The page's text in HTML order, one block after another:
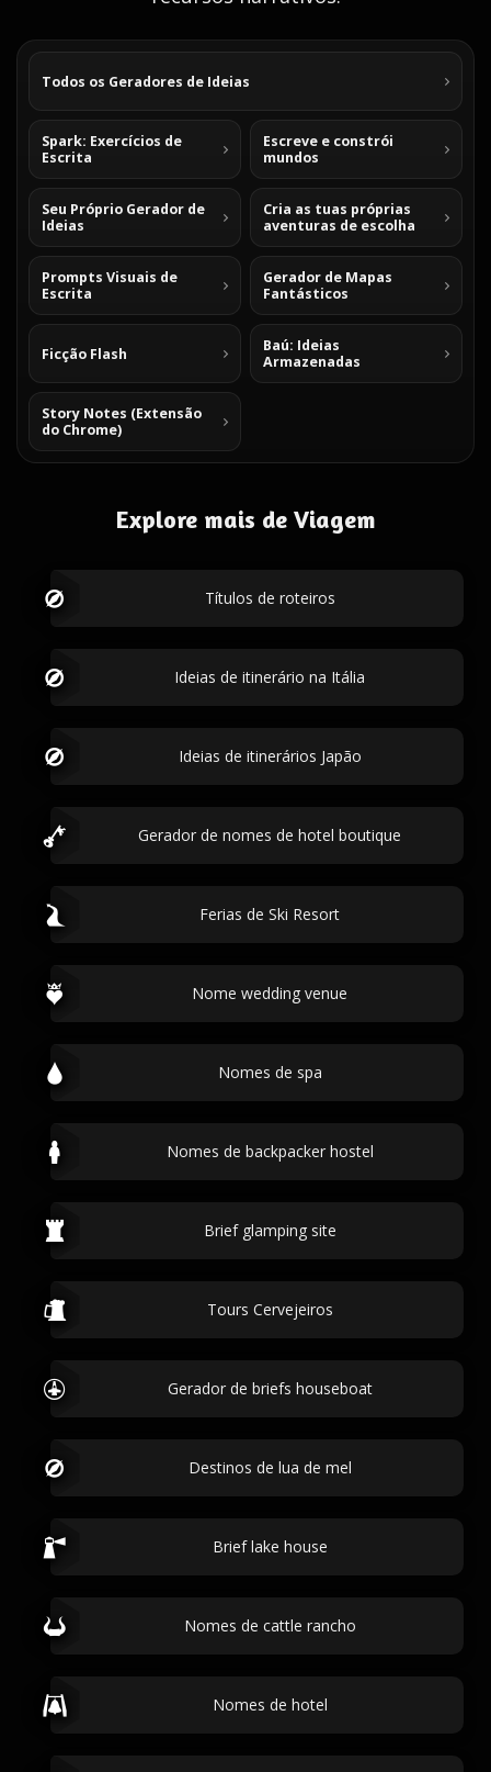
Todos os Geradores de Ideias
Spark: Exercícios de
Escrita
Escreve e constrói
mundos
Seu Próprio Gerador de
Ideias
Cria as tuas próprias
aventuras de escolha
Prompts Visuais de
Escrita
Gerador de Mapas
Fantásticos
Ficção Flash
Baú: Ideias
Armazenadas
Story Notes (Extensão
do Chrome)
Explore mais de Viagem
Títulos de roteiros
Ideias de itinerário na Itália
Ideias de itinerários Japão
Gerador de nomes de hotel boutique
Ferias de Ski Resort
Nome wedding venue
Nomes de spa
Nomes de backpacker hostel
Brief glamping site
Tours Cervejeiros
Gerador de briefs houseboat
Destinos de lua de mel
Brief lake house
Nomes de cattle rancho
Nomes de hotel